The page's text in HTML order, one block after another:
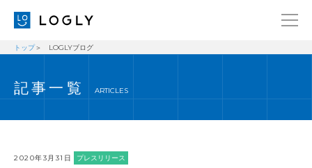
経営理念
ニュース
トップ LOGLYブログ
記事一覧 ARTICLES
2020年3月31日 プレスリリース